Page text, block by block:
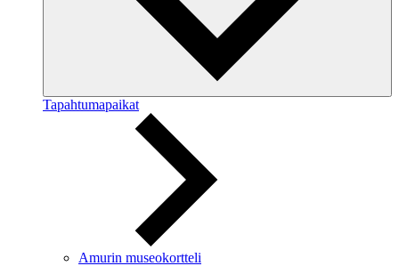
Tapahtumapaikat
Amurin museokortteli